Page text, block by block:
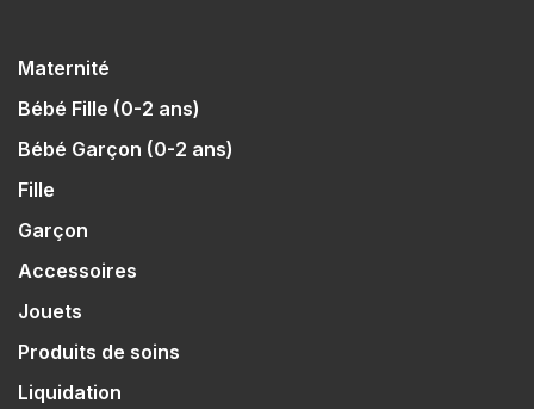
Maternité
Bébé Fille (0-2 ans)
Bébé Garçon (0-2 ans)
Fille
Garçon
Accessoires
Jouets
Produits de soins
Liquidation